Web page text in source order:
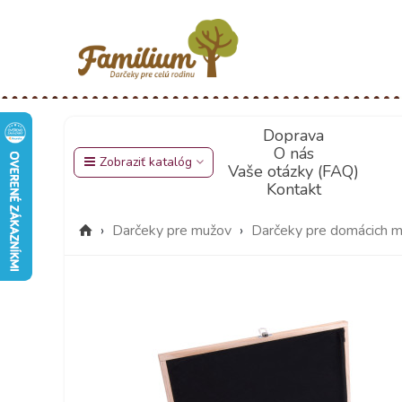
Zobraziť katalóg
Doprava
O nás
Vaše otázky (FAQ)
Kontakt
› Darčeky pre mužov › Darčeky pre domácich